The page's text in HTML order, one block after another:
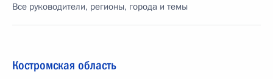
Все руководители, регионы, города и темы
Костромская область